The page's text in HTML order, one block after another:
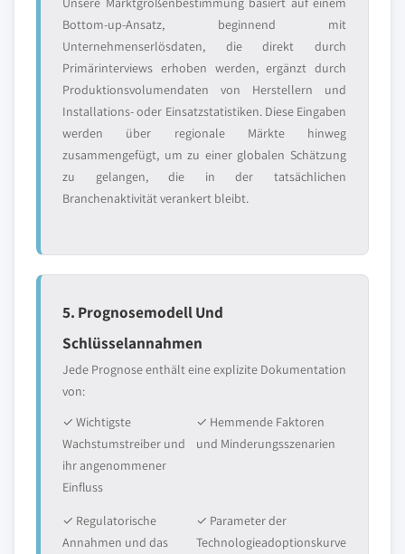
Bottom-up-Ansatz, beginnend mit
Unternehmenserlösdaten, die direkt durch
Primärinterviews erhoben werden, ergänzt durch
Produktionsvolumendaten von Herstellern und
Installations- oder Einsatzstatistiken. Diese Eingaben
werden über regionale Märkte hinweg
zusammengefügt, um zu einer globalen Schätzung
zu gelangen, die in der tatsächlichen
Branchenaktivität verankert bleibt.
5. Prognosemodell Und
Schlüsselannahmen
Jede Prognose enthält eine explizite Dokumentation
von:
✓ Wichtigste
Wachstumstreiber und
ihr angenommener
Einfluss
✓ Hemmende Faktoren
und Minderungsszenarien
✓ Regulatorische
Annahmen und das
✓ Parameter der
Technologieadoptionskurve